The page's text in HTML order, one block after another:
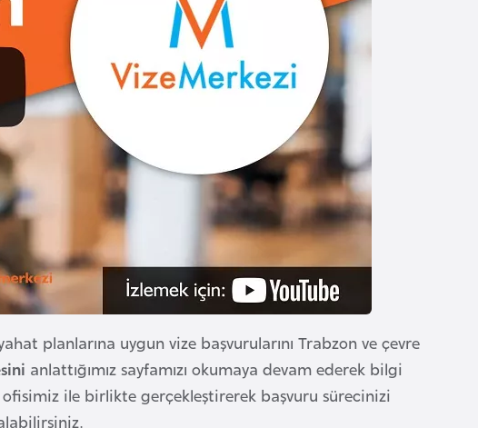
planlarına uygun vize başvurularını Trabzon ve çevre
anlattığımız sayfamızı okumaya devam ederek bilgi
ofisimiz ile birlikte gerçekleştirerek başvuru sürecinizi